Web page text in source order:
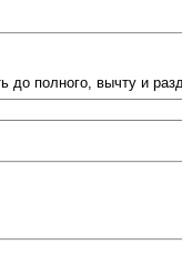
до полного, вычту и